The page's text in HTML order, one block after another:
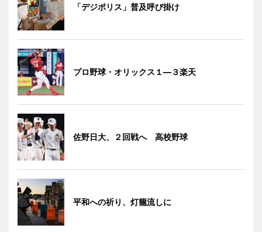
「デジポリス」普及呼び掛け
プロ野球・オリックス１―３楽天
佐野日大、２回戦へ 高校野球
平和への祈り、灯籠流しに